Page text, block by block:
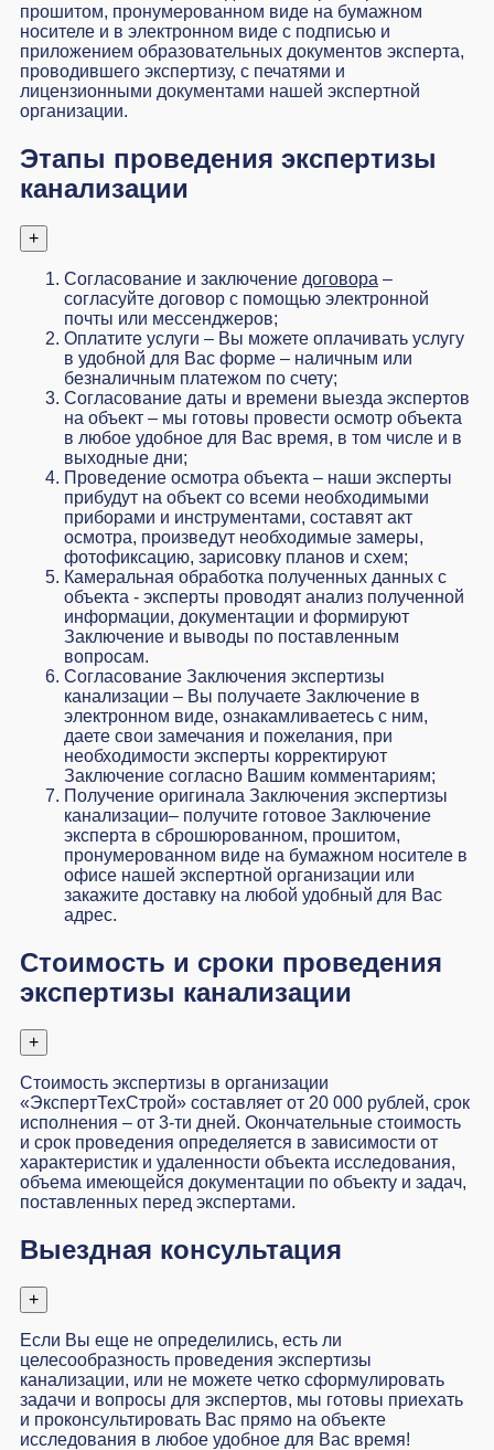
прошитом, пронумерованном виде на бумажном
носителе и в электронном виде с подписью и
приложением образовательных документов эксперта,
проводившего экспертизу, с печатями и
лицензионными документами нашей экспертной
организации.
Этапы проведения экспертизы
канализации
+
Согласование и заключение договора –
согласуйте договор с помощью электронной
почты или мессенджеров;
Оплатите услуги – Вы можете оплачивать услугу
в удобной для Вас форме – наличным или
безналичным платежом по счету;
Согласование даты и времени выезда экспертов
на объект – мы готовы провести осмотр объекта
в любое удобное для Вас время, в том числе и в
выходные дни;
Проведение осмотра объекта – наши эксперты
прибудут на объект со всеми необходимыми
приборами и инструментами, составят акт
осмотра, произведут необходимые замеры,
фотофиксацию, зарисовку планов и схем;
Камеральная обработка полученных данных с
объекта - эксперты проводят анализ полученной
информации, документации и формируют
Заключение и выводы по поставленным
вопросам.
Согласование Заключения экспертизы
канализации – Вы получаете Заключение в
электронном виде, ознакамливаетесь с ним,
даете свои замечания и пожелания, при
необходимости эксперты корректируют
Заключение согласно Вашим комментариям;
Получение оригинала Заключения экспертизы
канализации– получите готовое Заключение
эксперта в сброшюрованном, прошитом,
пронумерованном виде на бумажном носителе в
офисе нашей экспертной организации или
закажите доставку на любой удобный для Вас
адрес.
Стоимость и сроки проведения
экспертизы канализации
+
Стоимость экспертизы в организации
«ЭкспертТехСтрой» составляет от 20 000 рублей, срок
исполнения – от 3-ти дней. Окончательные стоимость
и срок проведения определяется в зависимости от
характеристик и удаленности объекта исследования,
объема имеющейся документации по объекту и задач,
поставленных перед экспертами.
Выездная консультация
+
Если Вы еще не определились, есть ли
целесообразность проведения экспертизы
канализации, или не можете четко сформулировать
задачи и вопросы для экспертов, мы готовы приехать
и проконсультировать Вас прямо на объекте
исследования в любое удобное для Вас время!